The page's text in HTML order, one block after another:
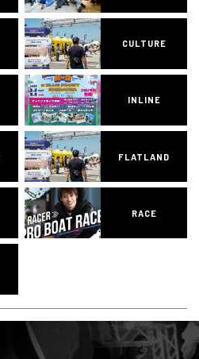
CULTURE
INLINE
FLATLAND
RACE